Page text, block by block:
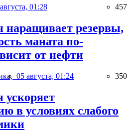
01:28 457
наращивает резервы,
маната по-
от нефти
05 августа, 01:24 350
ускоряет
в условиях слабого